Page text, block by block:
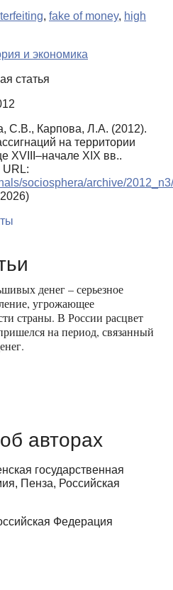
, fake of money, high
и экономика
статья
С.В., Карпова, Л.А. (2012).
на территории
XVIII–начале XIX вв..
URL:
sociosphera/archive/
денег – серьезное
угрожающее
страны. В России расцвет
на период, связанный
авторах
государственная
Пенза, Российская
Федерация